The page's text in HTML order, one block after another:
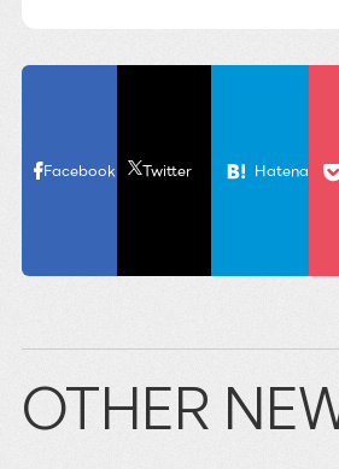
Facebook Twitter Hatena
OTHER